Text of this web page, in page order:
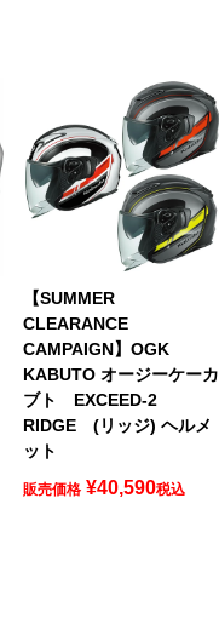
【SUMMER
CLEARANCE
CAMPAIGN】OGK
KABUTO オージーケーカ
ブト EXCEED-2
RIDGE (リッジ) ヘルメ
ット
販売価格 ¥40,590税込